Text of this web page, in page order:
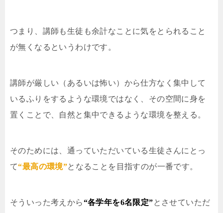
つまり、講師も生徒も余計なことに気をとられること
が無くなるというわけです。
講師が厳しい（あるいは怖い）から仕方なく集中して
いるふりをするような環境ではなく、その空間に身を
置くことで、自然と集中できるような環境を整える。
そのためには、通っていただいている生徒さんにとっ
て“最高の環境”となることを目指すのが一番です。
そういった考えから“各学年を6名限定”とさせていただ